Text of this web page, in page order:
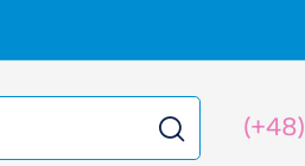
(+48)